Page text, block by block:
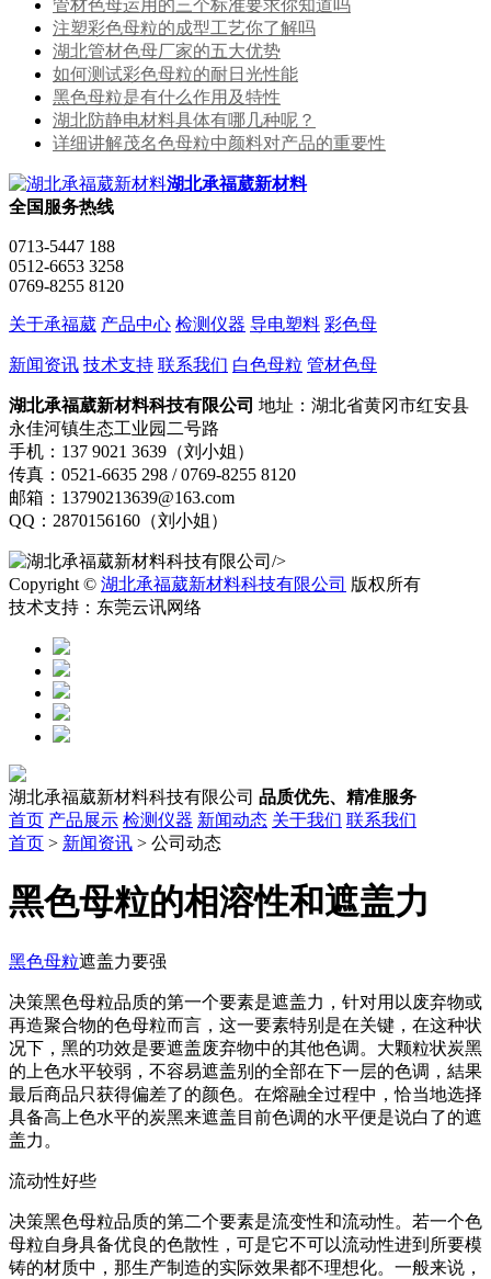
管材色母运用的三个标准要求你知道吗
注塑彩色母粒的成型工艺你了解吗
湖北管材色母厂家的五大优势
如何测试彩色母粒的耐日光性能
黑色母粒是有什么作用及特性
湖北防静电材料具体有哪几种呢？
详细讲解茂名色母粒中颜料对产品的重要性
湖北承福葳新材料
全国服务热线
0713-5447 188
0512-6653 3258
0769-8255 8120
关于承福葳 产品中心 检测仪器 导电塑料 彩色母
新闻资讯 技术支持 联系我们 白色母粒 管材色母
湖北承福葳新材料科技有限公司 地址：湖北省黄冈市红安县
永佳河镇生态工业园二号路
手机：137 9021 3639（刘小姐）
传真：0521-6635 298 / 0769-8255 8120
邮箱：13790213639@163.com
QQ：2870156160（刘小姐）
/>
Copyright © 湖北承福葳新材料科技有限公司 版权所有
技术支持：东莞云讯网络
湖北承福葳新材料科技有限公司 品质优先、精准服务
首页 产品展示 检测仪器 新闻动态 关于我们 联系我们
首页 > 新闻资讯 > 公司动态
黑色母粒的相溶性和遮盖力
黑色母粒遮盖力要强
决策黑色母粒品质的第一个要素是遮盖力，针对用以废弃物或
再造聚合物的色母粒而言，这一要素特别是在关键，在这种状
况下，黑的功效是要遮盖废弃物中的其他色调。大颗粒状炭黑
的上色水平较弱，不容易遮盖别的全部在下一层的色调，結果
最后商品只获得偏差了的颜色。在熔融全过程中，恰当地选择
具备高上色水平的炭黑来遮盖目前色调的水平便是说白了的遮
盖力。
流动性好些
决策黑色母粒品质的第二个要素是流变性和流动性。若一个色
母粒自身具备优良的色散性，可是它不可以流动性进到所要模
铸的材质中，那生产制造的实际效果都不理想化。一般来说，